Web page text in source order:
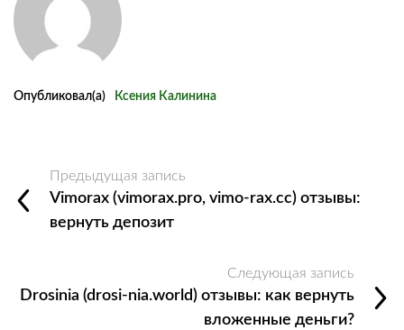
Опубликовал(а) Ксения Калинина
Предыдущая запись
Vimorax (vimorax.pro, vimo-rax.cc) отзывы:
вернуть депозит
Следующая запись
Drosinia (drosi-nia.world) отзывы: как вернуть
вложенные деньги?